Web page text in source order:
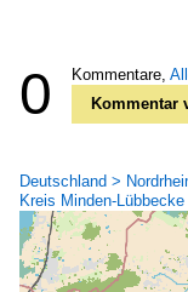
0 Kommentare,
Kommentar
Deutschland >
Kreis Minden-